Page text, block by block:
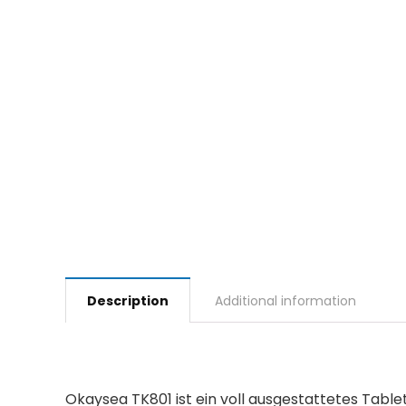
Description Additional information
Okaysea TK801 ist ein voll ausgestattetes